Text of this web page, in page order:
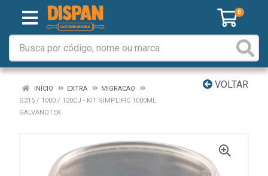
0
VOLTAR
INÍCIO EXTRA
MIGRACAO
G315 / 1000 / 120CJ - KIT SIMPLIFIC 1000ML
GALVANOTEK